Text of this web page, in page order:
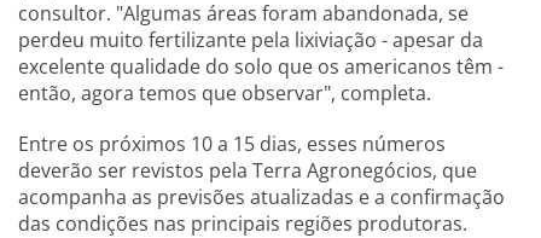
consultor. "Algumas áreas foram abandonada, se
perdeu muito fertilizante pela lixiviação - apesar da
excelente qualidade do solo que os americanos têm -
então, agora temos que observar", completa.
Entre os próximos 10 a 15 dias, esses números
deverão ser revistos pela Terra Agronegócios, que
acompanha as previsões atualizadas e a confirmação
das condições nas principais regiões produtoras.